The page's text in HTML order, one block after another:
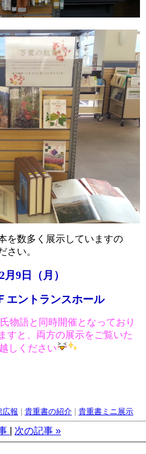
を数多く展示していますの
さい。
月 9 日（月）
エントランスホール
物語と同時開催となっており
すと、両方の展示をご覧いた
しください
広報 貴重書の紹介 貴重書ミニ展示
次の記事 »